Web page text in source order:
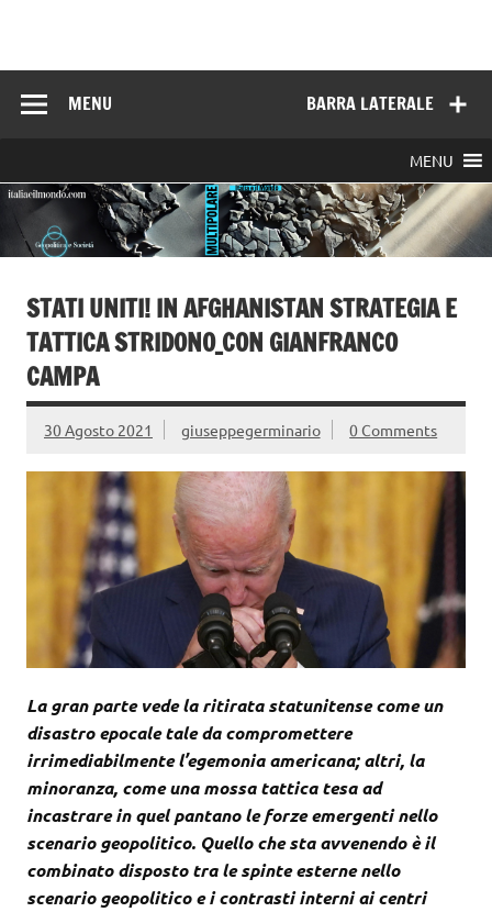
BARRA LATERALE
MENU
MENU
STATI UNITI! IN AFGHANISTAN STRATEGIA E
TATTICA STRIDONO_CON GIANFRANCO
CAMPA
30 Agosto 2021 giuseppegerminario 0 Comments
La gran parte vede la ritirata statunitense come un
disastro epocale tale da compromettere
irrimediabilmente l’egemonia americana; altri, la
minoranza, come una mossa tattica tesa ad
incastrare in quel pantano le forze emergenti nello
scenario geopolitico. Quello che sta avvenendo è il
combinato disposto tra le spinte esterne nello
scenario geopolitico e i contrasti interni ai centri